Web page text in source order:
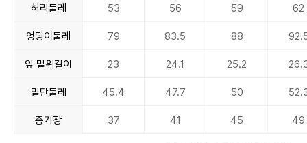
허리둘레 53 56 59 62
엉덩이둘레 79 83.5 88
앞 밑위길이 23 24.1 25.2
밑단둘레 45.4 47.7 50
총기장 37 41 45 49